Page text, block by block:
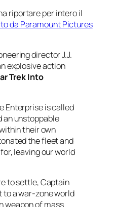
riportare per intero il
da Paramount Pictures
director J.J.
explosive action
Trek Into
Enterprise is called
an unstoppable
their own
the fleet and
leaving our world
to settle, Captain
to a war-zone world
weapon of mass